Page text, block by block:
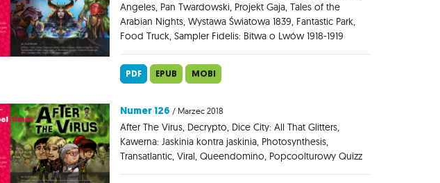
Angeles, Pan Twardowski, Projekt Gaja, Tales of the
Arabian Nights, Wystawa Światowa 1839, Fantastic Park,
Food Truck, Sampler Fidelis: Bitwa o Lwów 1918-1919
PDF EPUB MOBI
Numer 126 / Marzec 2018
After The Virus, Decrypto, Dice City: All That Glitters,
Kawerna: Jaskinia kontra jaskinia, Photosynthesis,
Transatlantic, Viral, Queendomino, Popcoolturowy Quizz